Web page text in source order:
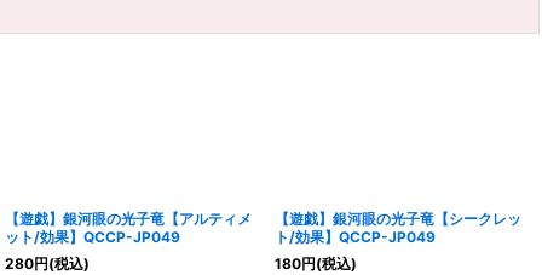
【遊戯】銀河眼の光子竜【アルティメ
ット/効果】QCCP-JP049
280円(税込)
【遊戯】銀河眼の光子竜【シークレッ
ト/効果】QCCP-JP049
180円(税込)